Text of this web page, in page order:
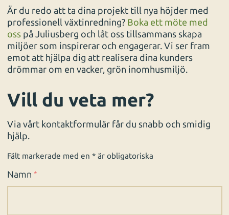
Är du redo att ta dina projekt till nya höjder med
professionell växtinredning? Boka ett möte med
osspå Juliusberg och låt oss tillsammans skapa
miljöer som inspirerar och engagerar. Vi ser fram
emot att hjälpa dig att realisera dina kunders
drömmar om en vacker, grön inomhusmiljö.
Vill du veta mer?
Via vårt kontaktformulär får du snabb och smidig
hjälp.
Fält markerade med en * är obligatoriska
Namn *